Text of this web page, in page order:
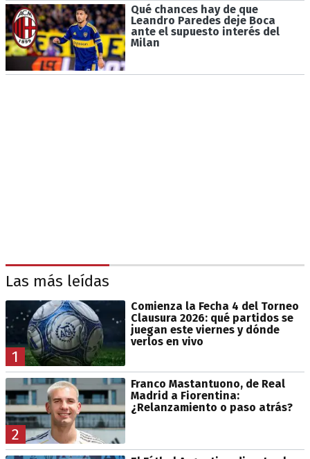
Qué chances hay de que
Leandro Paredes deje Boca
ante el supuesto interés del
Milan
Las más leídas
1
Comienza la Fecha 4 del Torneo
Clausura 2026: qué partidos se
juegan este viernes y dónde
verlos en vivo
2
Franco Mastantuono, de Real
Madrid a Fiorentina:
¿Relanzamiento o paso atrás?